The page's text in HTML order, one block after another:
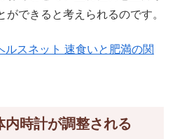
できると考えられるのです。
ルスネット 速食いと肥満の関
時計が調整される